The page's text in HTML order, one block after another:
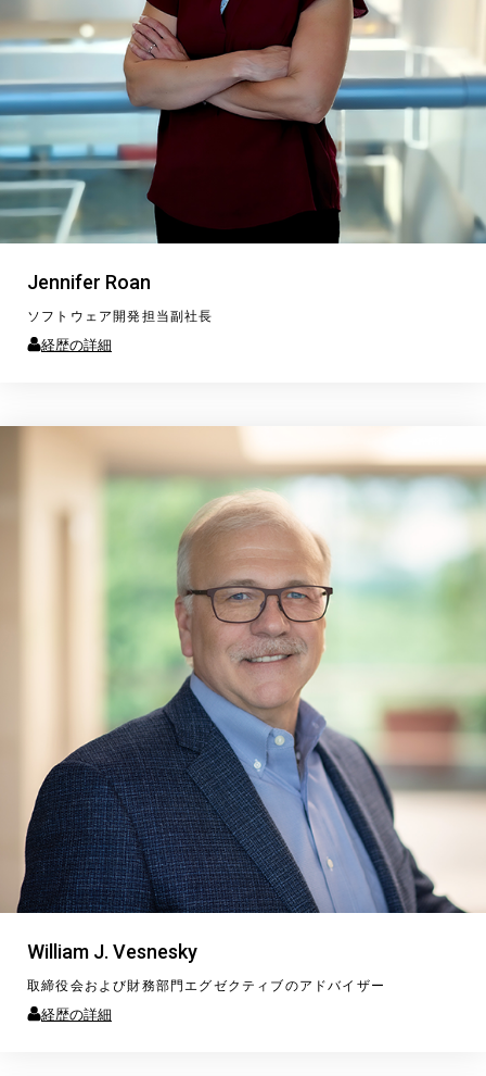
Jennifer Roan
ソフトウェア開発担当副社長
経歴の詳細
William J. Vesnesky
取締役会および財務部門エグゼクティブのアドバイザー
経歴の詳細